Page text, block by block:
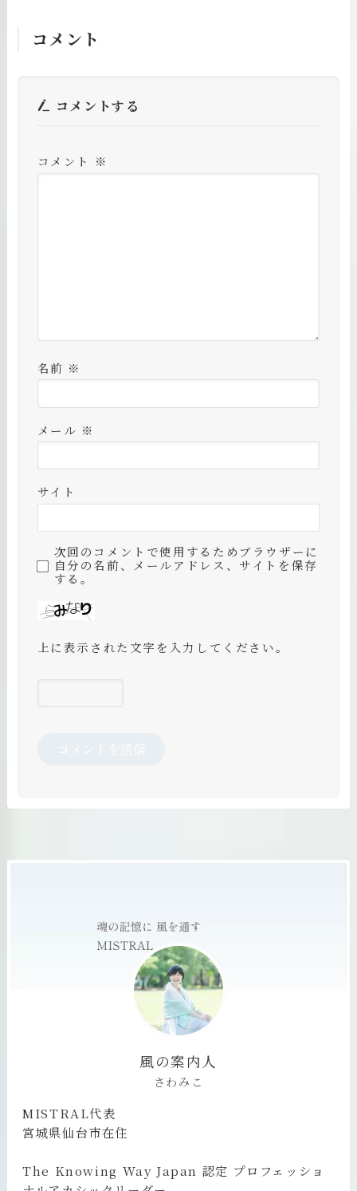
コメント
コメントする
コメント ※
名前 ※
メール ※
サイト
次回のコメントで使用するためブラウザーに
自分の名前、メールアドレス、サイトを保存
する。
上に表示された文字を入力してください。
風の案内人
さわみこ
MISTRAL代表
宮城県仙台市在住
The Knowing Way Japan 認定 プロフェッショ